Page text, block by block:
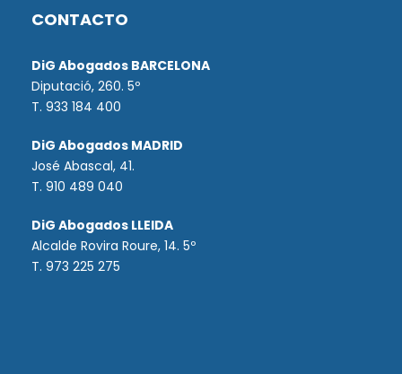
CONTACTO
DiG Abogados BARCELONA
Diputació, 260. 5º
T. 933 184 400
DiG Abogados MADRID
José Abascal, 41.
T. 910 489 040
DiG Abogados LLEIDA
Alcalde Rovira Roure, 14. 5º
T. 973 225 275